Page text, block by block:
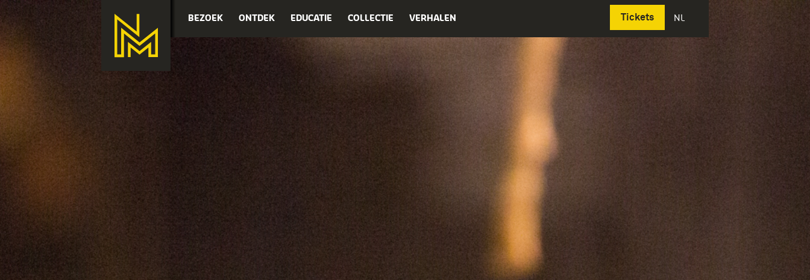
BEZOEK ONTDEK EDUCATIE COLLECTIE VERHALEN Tickets NL
Deutsch